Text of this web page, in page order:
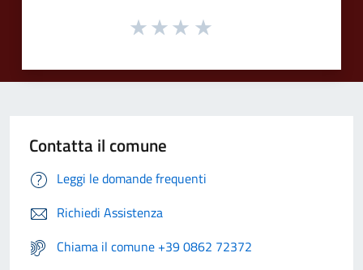
Contatta il comune
Leggi le domande frequenti
Richiedi Assistenza
Chiama il comune +39 0862 72372